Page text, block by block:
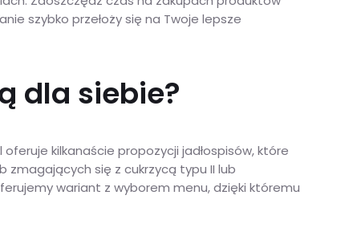
szybko przełoży się na Twoje lepsze
dla siebie?
kilkanaście propozycji jadłospisów, które
zmagających się z cukrzycą typu II lub
wariant z wyborem menu, dzięki któremu